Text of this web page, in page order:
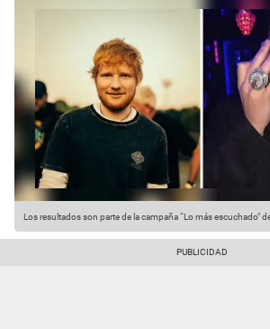
Los resultados son parte de la campaña “Lo más escuchado"